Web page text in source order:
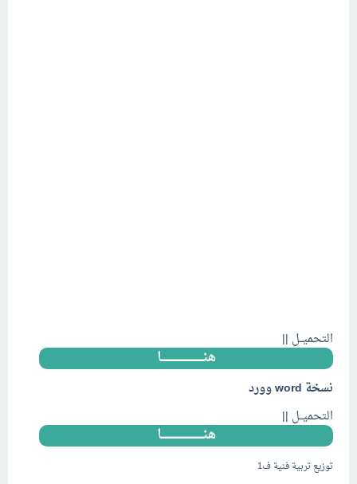
التحميــل ||
هنــــــــــــــــــــــــــا
نسخة word وورد
التحميــل ||
هنــــــــــــــــــــــــــا
توزيع تربية فنية ف1